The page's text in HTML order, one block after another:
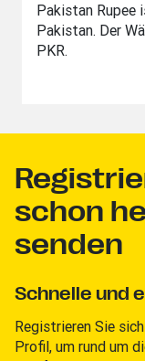
Pakistan Rupee
Pakistan. Der
PKR.
schon
senden
Schnelle und
Registrieren Sie
Profil, um rund um